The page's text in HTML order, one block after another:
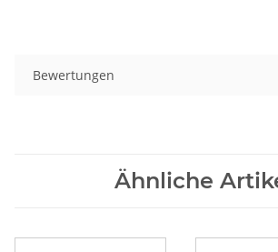
Bewertungen
Ähnliche